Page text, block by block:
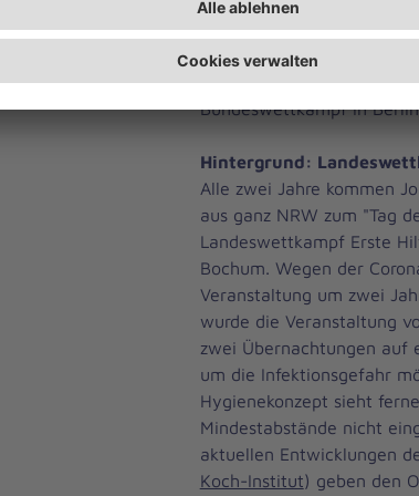
Schiedsrichterinnen und -
ab 19 Uhr erfahren alle,
die besten waren und für
Bundeswettkampf in
Hintergrund:
Alle zwei Jahre kommen
aus ganz NRW zum "Tag
Landeswettkampf Erste
Bochum. Wegen der
Veranstaltung um zwei
wurde die Veranstaltung
zwei Übernachtungen auf
um die Infektionsgefahr
Hygienekonzept sieht
Mindestabstände nicht
aktuellen Entwicklungen
Koch-Institut) geben den